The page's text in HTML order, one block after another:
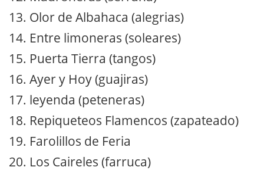
13. Olor de Albahaca (alegrias)
14. Entre limoneras (soleares)
15. Puerta Tierra (tangos)
16. Ayer y Hoy (guajiras)
17. leyenda (peteneras)
18. Repiqueteos Flamencos (zapateado)
19. Farolillos de Feria
20. Los Caireles (farruca)